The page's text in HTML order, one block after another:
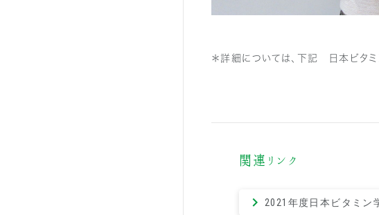
＊詳細については、下記 日本ビタ
関連リンク
2021年度日本ビタミ